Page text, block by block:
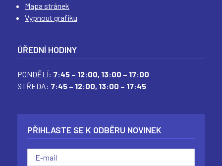
Mapa stránek
Vypnout grafiku
ÚŘEDNÍ HODINY
PONDĚLÍ: 7:45 – 12:00, 13:00 – 17:00
STŘEDA: 7:45 – 12:00, 13:00 – 17:45
PŘIHLASTE SE K ODBĚRU NOVINEK